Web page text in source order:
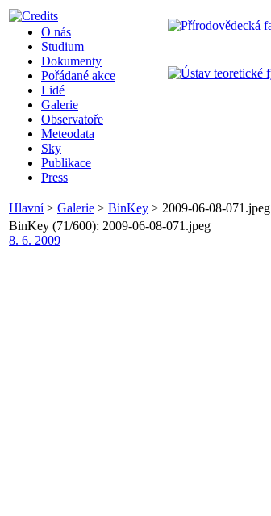
O nás
Studium
Dokumenty
Pořádané akce
Lidé
Galerie
Observatoře
Meteodata
Sky
Publikace
Press
Hlavní> Galerie > BinKey > 2009-06-08-071.jpeg
BinKey (71/600): 2009-06-08-071.jpeg
8. 6. 2009